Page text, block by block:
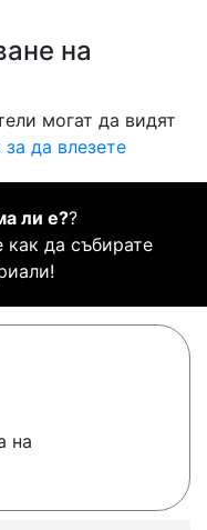
на
могат да видят
да влезете
ли е??
как да събирате
на